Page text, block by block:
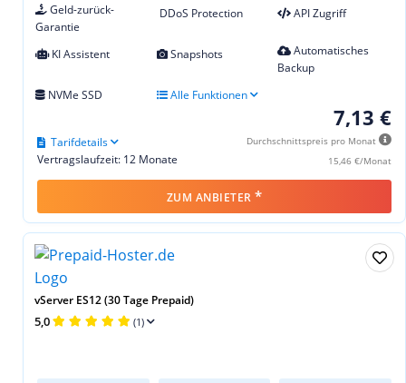
Geld-zurück-
Garantie
DDoS Protection API Zugriff
KI Assistent Snapshots
Automatisches
Backup
NVMe SSD
Alle Funktionen
7,13 €
Durchschnittspreis pro Monat
15,46 €/Monat
Vertragslaufzeit: 12 Monate
Tarifdetails
ZUM ANBIETER *
vServer ES12 (30 Tage Prepaid)
5,0 (1)